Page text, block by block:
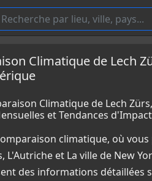
Climatique de Lech
Climatique de Lech
et Tendances d'Impact
climatique, où
et La ville de New
des informations détaillées